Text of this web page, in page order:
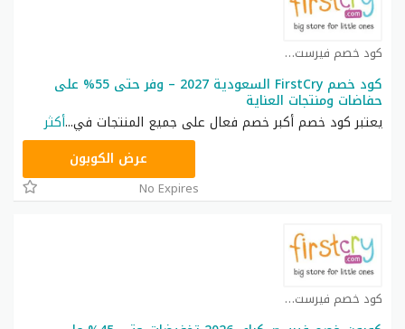
كود خصم فيرست كراي كوبون
كود خصم FirstCry السعودية 2027 – وفر حتى 55% على
حفاضات ومنتجات العناية
يعتبر كود خصم أكبر خصم فعال على جميع المنتجات في...أكثر
عرض الكوبون
No Expires
كود خصم فيرست كراي كوبون